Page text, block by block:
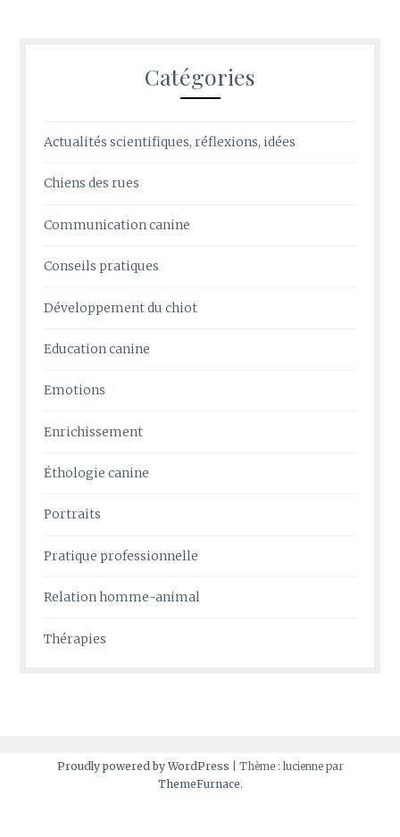
Catégories
Actualités scientifiques, réflexions, idées
Chiens des rues
Communication canine
Conseils pratiques
Développement du chiot
Education canine
Emotions
Enrichissement
Éthologie canine
Portraits
Pratique professionnelle
Relation homme-animal
Thérapies
Proudly powered by WordPress
Thème : lucienne par
ThemeFurnace.